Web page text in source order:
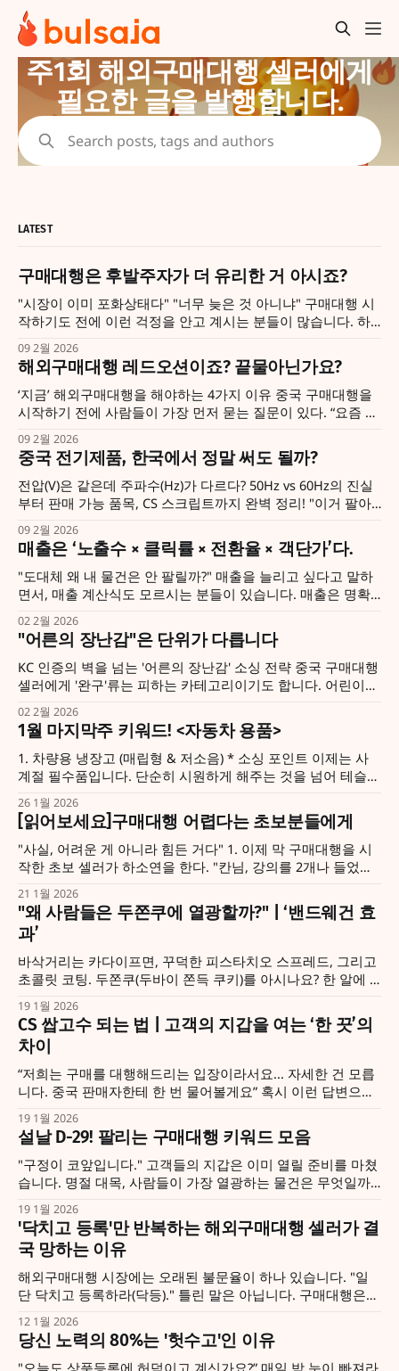
주1회 해외구매대행 셀러에게
필요한 글을 발행합니다.
Search posts, tags and authors
LATEST
구매대행은 후발주자가 더 유리한 거 아시죠?
"시장이 이미 포화상태다" "너무 늦은 것 아니냐" 구매대행 시
작하기도 전에 이런 걱정을 안고 계시는 분들이 많습니다. 하
지만 역설적이게도, 구매대행 시장은 후발주자가 압도적으로
유리한 구조를 가지고 있습니다. 왜냐하면, '답지'가 이미 공개
되어 있기 때문입니다. 무슨 말이냐고요? 우리는 시작도 전에
알 수 있습니다. 선발주자들이 무엇을 팔고
09 2월 2026
해외구매대행 레드오션이죠? 끝물아닌가요?
‘지금’ 해외구매대행을 해야하는 4가지 이유 중국 구매대행을
시작하기 전에 사람들이 가장 먼저 묻는 질문이 있다. “요즘 개
나소나 다 하던데, 레드오션 아닌가요?” “이제 끝물이잖아요”
유튜브에 “AI 구매대행으로 월 1000만 원” 같은 영상이 알고리
즘에 뜨기 시작했나보다. 필자가 구매대행을 시작한 6년 전에
도 레드오션이라는 말이 항상 있었는데, 지금도 그런 이야기가
나오는 걸 보면, 복잡한
09 2월 2026
중국 전기제품, 한국에서 정말 써도 될까?
전압(V)은 같은데 주파수(Hz)가 다르다? 50Hz vs 60Hz의 진실
부터 판매 가능 품목, CS 스크립트까지 완벽 정리! "이거 팔아
도 돼요?" 가장 많이 물어보시는 질문 중 하나입니다. 소싱하다
보면 소위 '대박 상품'을 발견한 것 같을 때가 있습니다. 하지만
전기제품이라면 왠지 망설여지게 됩니다. "중국
09 2월 2026
매출은 ‘노출수 × 클릭률 × 전환율 × 객단가’다.
"도대체 왜 내 물건은 안 팔릴까?" 매출을 늘리고 싶다고 말하
면서, 매출 계산식도 모르시는 분들이 있습니다. 매출은 명확
히 '공식(Formula)'이 있습니다. 매출 = 노출수 × 클릭률 × 전환
율 × 객단가 이 네 가지 변수 중 하나라도 '0'이 되면, 매출은
'0'이 됩니다. 반대로, 각 단계를
02 2월 2026
"어른의 장난감"은 단위가 다릅니다
KC 인증의 벽을 넘는 '어른의 장난감' 소싱 전략 중국 구매대행
셀러에게 '완구'류는 피하는 카테고리이기도 합니다. 어린이
제품 안전 특별법, 즉 KC 인증이라는 거대한 진입 장벽 때문입
니다. 하지만 시각을 '어린이'에서 '어른(Kidult)'으로 조금만 비
틀면, 그곳엔 경쟁자는 적고 객단가는 높은 블루오션
02 2월 2026
1월 마지막주 키워드! <자동차 용품>
1. 차량용 냉장고 (매립형 & 저소음) * 소싱 포인트 이제는 사
계절 필수품입니다. 단순히 시원하게 해주는 것을 넘어 테슬라
모델 Y/3의 트렁크 하단이나 아이오닉의 센터 콘솔에 딱 맞는
제품이 대세입니다. * 주의사항 컴프레서 방식은 전파법 대상
이지만 개인 사용 목적 1대는 통관 가능합니다. 단, 냉매 가스
때문에 반드시 해상 운송을 이용하고 파손 방지
26 1월 2026
[읽어보세요]구매대행 어렵다는 초보분들에게
"사실, 어려운 게 아니라 힘든 거다" 1. 이제 막 구매대행을 시
작한 초보 셀러가 하소연을 한다. "칸님, 강의를 2개나 들었는
데도 키워드를 어떻게 잡는지 모르겠고, 상품명 짓는 게 너무
어려워요ㅜ" 정신이 번쩍 드는 소리다. 2. 구매대행이 어렵다
는 말, 정말 지겹도록 듣는다. 유튜브를 보고 온 사람도, 비싼
강의를 결제한
21 1월 2026
"왜 사람들은 두쫀쿠에 열광할까?" | ‘밴드웨건 효
과’
바삭거리는 카다이프면, 꾸덕한 피스타치오 스프레드, 그리고
초콜릿 코팅. 두쫀쿠(두바이 쫀득 쿠키)를 아시나요? 한 알에 9
천 원까지도 하는 이 디저트를 구하기 위해 사람들은 전화를
돌리고 '오픈런'을 마다하지 않습니다. 혹시 여러분도 그 대열
에 합류해보신 적 없나요? 맛이 궁금해서였을 수도 있지만, 진
짜 이유는 마음속 깊은 곳에 있는 이
19 1월 2026
CS 쌉고수 되는 법 | 고객의 지갑을 여는 ‘한 끗’의
차이
“저희는 구매를 대행해드리는 입장이라서요... 자세한 건 모릅
니다. 중국 판매자한테 한 번 물어볼게요” 혹시 이런 답변으로
고객을 돌려보내고 계시진 않나요? 이런 말을 들은 고객은 구
매할 생각이 있다가도 없어집니다. ‘결국 중국에서 떼다 파는
거네’ ‘이 판매자는 제품에 대해 잘 모르는구나’ 이렇게 여러분
은 수많은 해외 플랫폼과 저가 경쟁자들 사이에서 경쟁력을 잃
게 됩니다. 저라면
19 1월 2026
설날 D-29! 팔리는 구매대행 키워드 모음
"구정이 코앞입니다." 고객들의 지갑은 이미 열릴 준비를 마쳤
습니다. 명절 대목, 사람들이 가장 열광하는 물건은 무엇일까
요? 바로 '내 돈 주고 사긴 아깝지만, 남이 사주면 너무나 좋은'
그런 물건입니다. 국내 마트에 깔린 흔한 선물 세트는 잊으세
요. 우리는 국내엔 없고, 오직 해외에만 있는 것을 팝니다. 작고
저렴해서 티도 안
19 1월 2026
'닥치고 등록'만 반복하는 해외구매대행 셀러가 결
국 망하는 이유
해외구매대행 시장에는 오래된 불문율이 하나 있습니다. "일
단 닥치고 등록하라(닥등)." 틀린 말은 아닙니다. 구매대행은
본질적으로 '확률 게임'이니까요. 상품 100개를 올린 사람보다
1,000개를 올린 사람의 판매 확률이 높은 건 당연한 수학적 이
치입니다. 하지만 맹목적인 '닥등'은 눈을 감고 기관총을 난사
하는 것과 같습니다. 총알(
12 1월 2026
당신 노력의 80%는 '헛수고'인 이유
"오늘도 상품등록에 허덕이고 계신가요?” 매일 밤 눈이 빠져라